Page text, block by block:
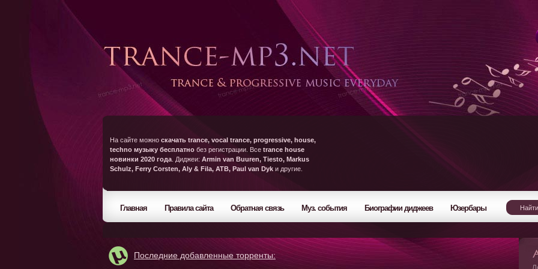
На сайте можно скачать trance, vocal trance, progressive, house,
techno музыку бесплатно без регистрации. Все trance house
новинки 2020 года . Диджеи: Armin van Buuren, Tiesto, Markus
Schulz, Ferry Corsten, Aly & Fila, ATB, Paul van Dyk и другие.
Главная Правила сайта Обратная связь Муз. события Биографии диджеев Юзербары
Последние добавленные торренты: